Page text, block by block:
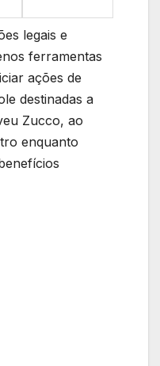
legais e
ferramentas
ações de
destinadas a
Zucco, ao
enquanto